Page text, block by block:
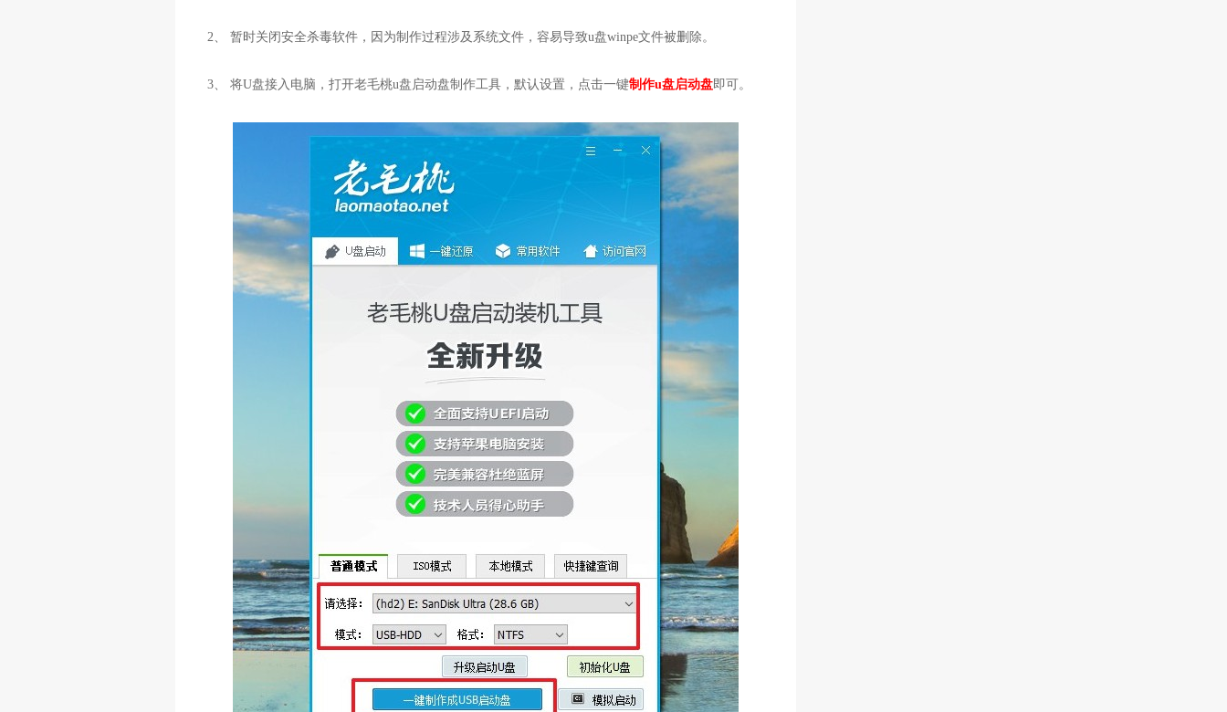
2、 暂时关闭安全杀毒软件，因为制作过程涉及系统文件，容易导致u盘winpe文件被删除。
3、 将U盘接入电脑，打开老毛桃u盘启动盘制作工具，默认设置，点击一键制作u盘启动盘即可。